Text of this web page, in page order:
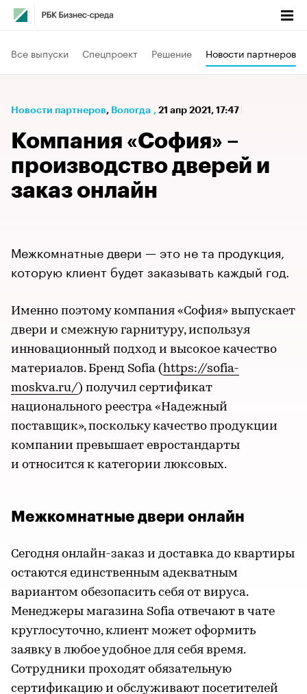
Все выпуски Спецпроект Решение Новости партнеров
Новости партнеров⁠, Вологда , 21 апр 2021, 17:47
Компания «София» –
производство дверей и
заказ онлайн
Межкомнатные двери — это не та продукция,
которую клиент будет заказывать каждый год.
Именно поэтому компания «София» выпускает
двери и смежную гарнитуру, используя
инновационный подход и высокое качество
материалов. Бренд Sofia (https://sofia-
moskva.ru/) получил сертификат
национального реестра «Надежный
поставщик», поскольку качество продукции
компании превышает евростандарты
и относится к категории люксовых.
Межкомнатные двери онлайн
Сегодня онлайн-заказ и доставка до квартиры
остаются единственным адекватным
вариантом обезопасить себя от вируса.
Менеджеры магазина Sofia отвечают в чате
круглосуточно, клиент может оформить
заявку в любое удобное для себя время.
Сотрудники проходят обязательную
сертификацию и обслуживают посетителей